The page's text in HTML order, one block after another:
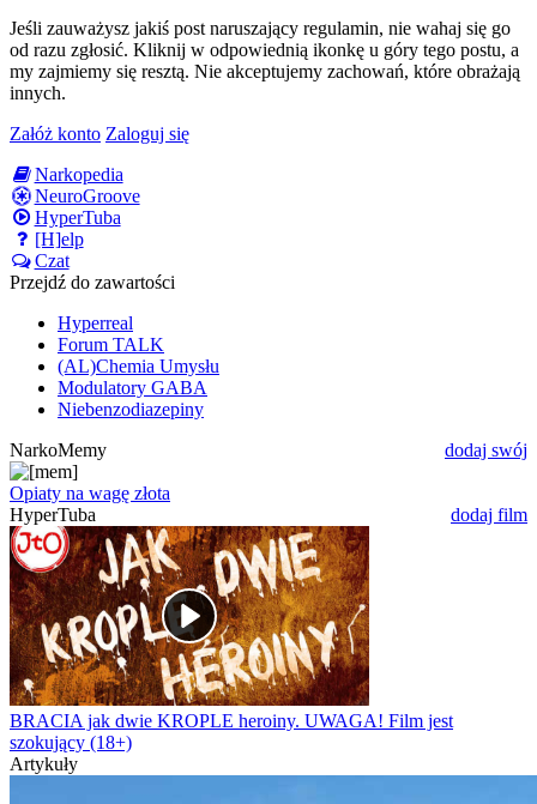
Jeśli zauważysz jakiś post naruszający regulamin, nie wahaj się go
od razu zgłosić. Kliknij w odpowiednią ikonkę u góry tego postu, a
my zajmiemy się resztą. Nie akceptujemy zachowań, które obrażają
innych.
Załóż konto Zaloguj się
Narkopedia
NeuroGroove
HyperTuba
[H]elp
Czat
Przejdź do zawartości
Hyperreal
Forum TALK
(AL)Chemia Umysłu
Modulatory GABA
Niebenzodiazepiny
NarkoMemy
dodaj swój
Opiaty na wagę złota
HyperTuba
dodaj film
BRACIA jak dwie KROPLE heroiny. UWAGA! Film jest
szokujący (18+)
Artykuły